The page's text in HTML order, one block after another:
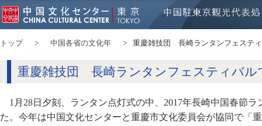
トップ 中国各省の文化年 重慶雑技団 長崎ランタンフェステ
重慶雑技団 長崎ランタンフェスティバル
1月28日夕刻、ランタン点灯式の中、2017年長崎中国春節
た。今年は中国文化センターと重慶市文化委員会が協同で「